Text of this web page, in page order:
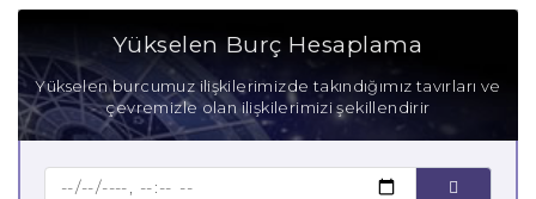
Anne Akrep Burcu
Baba Akrep Burcu
Yükselen Burç Hesaplama
Yükselen burcumuz ilişkilerimizde takındığımız tavırları ve
çevremizle olan ilişkilerimizi şekillendirir